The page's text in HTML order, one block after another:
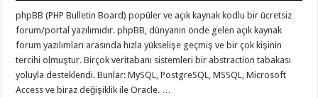
phpBB (PHP Bulletin Board) popüler ve açık kaynak kodlu bir ücretsiz
forum/portal yazılımıdır. phpBB, dünyanın önde gelen açık kaynak
forum yazılımları arasında hızla yükselişe geçmiş ve bir çok kişinin
tercihi olmuştur. Birçok veritabanı sistemleri bir abstraction tabakası
yoluyla desteklendi. Bunlar: MySQL, PostgreSQL, MSSQL, Microsoft
Access ve biraz değişiklik ile Oracle. …